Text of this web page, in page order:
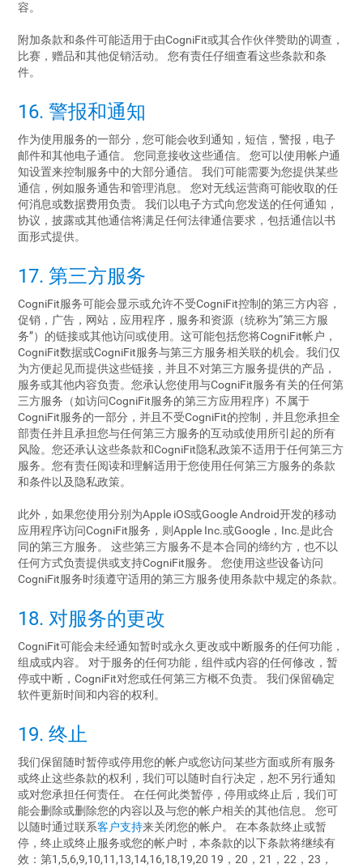
容。
附加条款和条件可能适用于由CogniFit或其合作伙伴赞助的调查，
比赛，赠品和其他促销活动。 您有责任仔细查看这些条款和条
件。
16. 警报和通知
作为使用服务的一部分，您可能会收到通知，短信，警报，电子
邮件和其他电子通信。 您同意接收这些通信。 您可以使用帐户通
知设置来控制服务中的大部分通信。 我们可能需要为您提供某些
通信，例如服务通告和管理消息。 您对无线运营商可能收取的任
何消息或数据费用负责。 我们以电子方式向您发送的任何通知，
协议，披露或其他通信将满足任何法律通信要求，包括通信以书
面形式提供。
17. 第三方服务
CogniFit服务可能会显示或允许不受CogniFit控制的第三方内容，
促销，广告，网站，应用程序，服务和资源（统称为“第三方服
务”）的链接或其他访问或使用。这可能包括您将CogniFit帐户，
CogniFit数据或CogniFit服务与第三方服务相关联的机会。我们仅
为方便起见而提供这些链接，并且不对第三方服务提供的产品，
服务或其他内容负责。您承认您使用与CogniFit服务有关的任何第
三方服务（如访问CogniFit服务的第三方应用程序）不属于
CogniFit服务的一部分，并且不受CogniFit的控制，并且您承担全
部责任并且承担您与任何第三方服务的互动或使用所引起的所有
风险。您还承认这些条款和CogniFit隐私政策不适用于任何第三方
服务。您有责任阅读和理解适用于您使用任何第三方服务的条款
和条件以及隐私政策。
此外，如果您使用分别为Apple iOS或Google Android开发的移动
应用程序访问CogniFit服务，则Apple Inc.或Google，Inc.是此合
同的第三方服务。 这些第三方服务不是本合同的缔约方，也不以
任何方式负责提供或支持CogniFit服务。 您使用这些设备访问
CogniFit服务时须遵守适用的第三方服务使用条款中规定的条款。
18. 对服务的更改
CogniFit可能会未经通知暂时或永久更改或中断服务的任何功能，
组成或内容。 对于服务的任何功能，组件或内容的任何修改，暂
停或中断，CogniFit对您或任何第三方概不负责。 我们保留确定
软件更新时间和内容的权利。
19. 终止
我们保留随时暂停或停用您的帐户或您访问某些方面或所有服务
或终止这些条款的权利，我们可以随时自行决定，恕不另行通知
或对您承担任何责任。 在任何此类暂停，停用或终止后，我们可
能会删除或删除您的内容以及与您的帐户相关的其他信息。 您可
以随时通过联系客户支持来关闭您的帐户。 在本条款终止或暂
停，终止或终止服务或您的帐户时，本条款的以下条款将继续有
效：第1,5,6,9,10,11,13,14,16,18,19,20 19，20，21，22，23，